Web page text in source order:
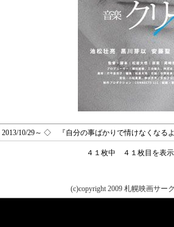
2013/10/29～ ◇ 『自分の事ばかりで情けなくなる
４１枚中 ４１枚目を表
(c)copyright 2009 札幌映画サー